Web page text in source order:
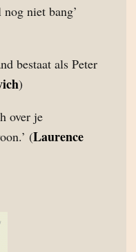
niet bang’
bestaat als Peter
)
over je
(Laurence